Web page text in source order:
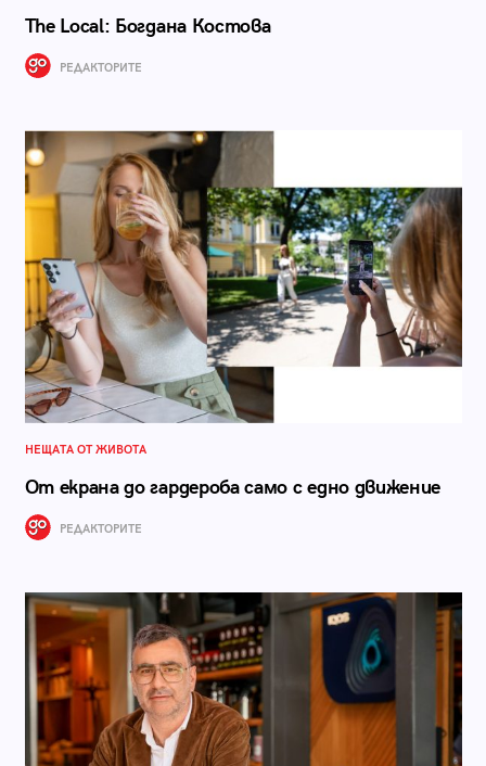
The Local: Богдана Костова
РЕДАКТОРИТЕ
НЕЩАТА ОТ ЖИВОТА
От екрана до гардероба само с едно движение
РЕДАКТОРИТЕ